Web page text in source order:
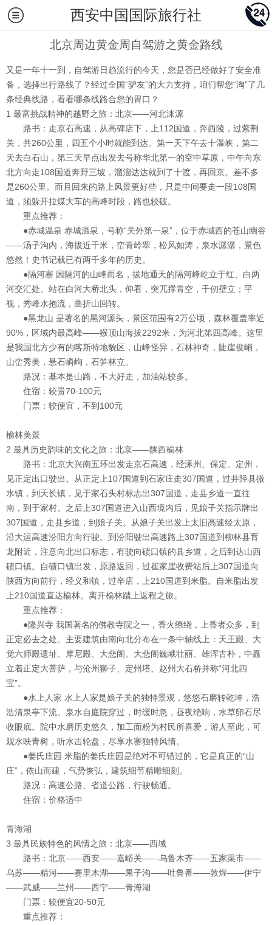
西安中国国际旅行社
北京周边黄金周自驾游之黄金路线
又是一年十一到，自驾游日趋流行的今天，您是否已经做好了安全准
备，选择出行路线了？经过全国“驴友”的大力支持，咱们帮您“淘”了几
条经典线路，看看哪条线路合您的胃口？
1 最富挑战精神的越野之旅：北京——河北涞源
路书： 走京石高速，从高碑店下，上112国道，奔西陵，过紫荆
关，共260公里，四五个小时就能到达。第一天下午去十瀑峡，第二
天去白石山，第三天早点出发去号称华北第一的空中草原，中午向东
北方向走108国道奔野三坡，溜溜达达就到了十渡，再回京。差不多
是260公里。而且回来的路上风景更好些，只是中间要走一段108国
道，须躲开拉煤大车的高峰时段，路也较破。
重点推荐：
●赤城温泉 赤城温泉，号称“关外第一泉”，位于赤城西的苍山幽谷
——汤子沟内，海拔近千米，峦青岭翠，松风如涛，泉水潺潺，景色
悠然！史书记载已有两千多年的历史。
●隔河寨 因隔河的山峰而名，拔地通天的隔河峰屹立于红、白两
河交汇处。站在白河大桥北头，仰看，突兀撑青空，千仞壁立；平
视，秀峰水抱流，曲折山回转。
●黑龙山 是著名的黑河源头，景区范围有2万公顷，森林覆盖率近
90%，区域内最高峰——猴顶山海拔2292米，为河北第四高峰。这里
是我国北方少有的喀斯特地貌区，山峰怪异，石林神奇，陡崖俊峭，
山峦秀美，悬石嶙峋，石笋林立。
路况： 基本是山路，不大好走，加油站较多。
住宿： 较贵70-100元
门票： 较便宜，不到100元
榆林美景
2 最具历史韵味的文化之旅：北京——陕西榆林
路书： 北京大兴南五环出发走京石高速，经涿州、保定、定州，
见正定出口驶出。从正定上107国道到石家庄走307国道，过井陉县微
水镇，到天长镇，见于家石头村标志出307国道，走县乡道一直往
南，到于家村。之后上307国道进入山西境内后，见娘子关指示牌出
307国道，走县乡道，到娘子关。从娘子关出发上太旧高速经太原，
沿大运高速汾阳方向行驶。到汾阳驶出高速路上307国道到柳林县育
龙附近，注意向北出口标志，有驶向碛口镇的县乡道，之后到达山西
碛口镇。自碛口镇出发，原路返回，过崔家崖收费站后上307国道向
陕西方向前行，经义和镇，过辛店，上210国道到米脂。自米脂出发
上210国道直达榆林。离开榆林踏上返程之旅。
重点推荐：
●隆兴寺 我国著名的佛教寺院之一，香火缭绕，上香者众多，到
正定必去之处。主要建筑由南向北分布在一条中轴线上：天王殿、大
觉六师殿遗址、摩尼殿、大悲阁。大悲阁巍峨壮丽、雄浑古朴，中矗
立着正定大菩萨，与沧州狮子、定州塔、赵州大石桥并称“河北四
宝”。
●水上人家 水上人家是娘子关的独特景观，悠悠石磨转乾坤，浩
浩清泉亭下流。泉水自庭院穿过，时缓时急，昼夜绝响，水草卵石尽
收眼底。院中水磨历史悠久，加工面粉为村民所喜爱，游人至此，可
观水映青树，听水击轮盘，尽享水寨独特风情。
●姜氏庄园 米脂的姜氏庄园是绝对不可错过的，它是真正的“山
庄”，依山而建，气势恢弘，建筑细节精雕细刻。
路况： 高速公路、省道公路，行驶畅通。
住宿： 价格适中
青海湖
3 最具民族特色的风情之旅：北京——西域
路书： 北京——西安——嘉峪关——乌鲁木齐——五家渠市——
乌苏——精河——赛里木湖——果子沟——吐鲁番——敦煌——伊宁
——武威——兰州——西宁——青海湖
门票： 较便宜20-50元
重点推荐：